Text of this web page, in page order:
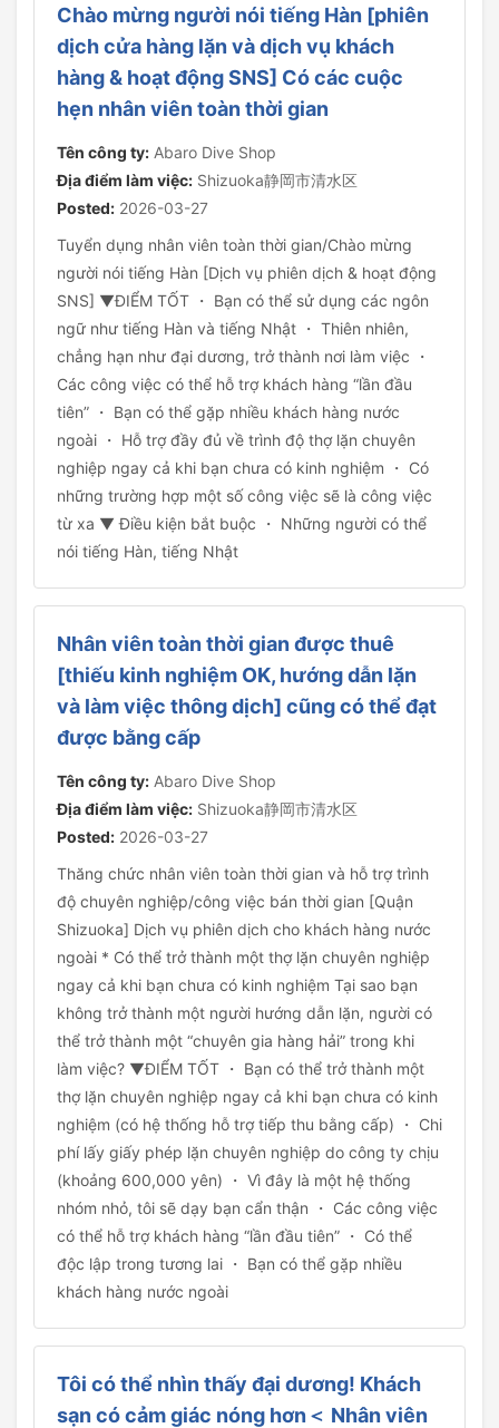
Chào mừng người nói tiếng Hàn [phiên
dịch cửa hàng lặn và dịch vụ khách
hàng & hoạt động SNS] Có các cuộc
hẹn nhân viên toàn thời gian
Tên công ty: Abaro Dive Shop
Địa điểm làm việc: Shizuoka静岡市清水区
Posted: 2026-03-27
Tuyển dụng nhân viên toàn thời gian/Chào mừng
người nói tiếng Hàn [Dịch vụ phiên dịch & hoạt động
SNS] ▼ĐIỂM TỐT ・ Bạn có thể sử dụng các ngôn
ngữ như tiếng Hàn và tiếng Nhật ・ Thiên nhiên,
chẳng hạn như đại dương, trở thành nơi làm việc ・
Các công việc có thể hỗ trợ khách hàng “lần đầu
tiên” ・ Bạn có thể gặp nhiều khách hàng nước
ngoài ・ Hỗ trợ đầy đủ về trình độ thợ lặn chuyên
nghiệp ngay cả khi bạn chưa có kinh nghiệm ・ Có
những trường hợp một số công việc sẽ là công việc
từ xa ▼ Điều kiện bắt buộc ・ Những người có thể
nói tiếng Hàn, tiếng Nhật
Nhân viên toàn thời gian được thuê
[thiếu kinh nghiệm OK, hướng dẫn lặn
và làm việc thông dịch] cũng có thể đạt
được bằng cấp
Tên công ty: Abaro Dive Shop
Địa điểm làm việc: Shizuoka静岡市清水区
Posted: 2026-03-27
Thăng chức nhân viên toàn thời gian và hỗ trợ trình
độ chuyên nghiệp/công việc bán thời gian [Quận
Shizuoka] Dịch vụ phiên dịch cho khách hàng nước
ngoài * Có thể trở thành một thợ lặn chuyên nghiệp
ngay cả khi bạn chưa có kinh nghiệm Tại sao bạn
không trở thành một người hướng dẫn lặn, người có
thể trở thành một “chuyên gia hàng hải” trong khi
làm việc? ▼ĐIỂM TỐT ・ Bạn có thể trở thành một
thợ lặn chuyên nghiệp ngay cả khi bạn chưa có kinh
nghiệm (có hệ thống hỗ trợ tiếp thu bằng cấp) ・ Chi
phí lấy giấy phép lặn chuyên nghiệp do công ty chịu
(khoảng 600,000 yên) ・ Vì đây là một hệ thống
nhóm nhỏ, tôi sẽ dạy bạn cẩn thận ・ Các công việc
có thể hỗ trợ khách hàng “lần đầu tiên” ・ Có thể
độc lập trong tương lai ・ Bạn có thể gặp nhiều
khách hàng nước ngoài
Tôi có thể nhìn thấy đại dương! Khách
sạn có cảm giác nóng hơn＜ Nhân viên